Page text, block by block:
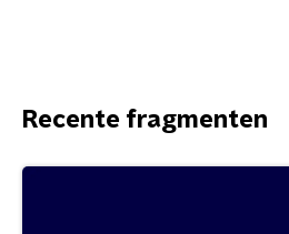
Recente fragmenten